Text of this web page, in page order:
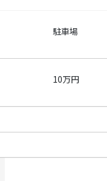
駐車場
10万円